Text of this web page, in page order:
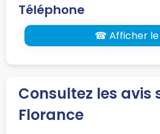
Téléphone
☎ Afficher le
Consultez les avis
Florance